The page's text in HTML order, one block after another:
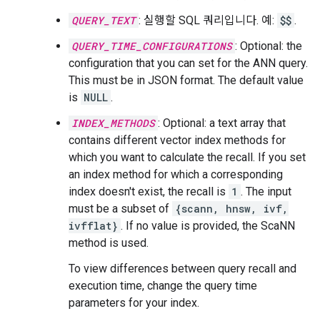
QUERY_TEXT : 실행할 SQL 쿼리입니다. 예: $$ .
QUERY_TIME_CONFIGURATIONS : Optional: the
configuration that you can set for the ANN query.
This must be in JSON format. The default value
is NULL .
INDEX_METHODS : Optional: a text array that
contains different vector index methods for
which you want to calculate the recall. If you set
an index method for which a corresponding
index doesn't exist, the recall is 1 . The input
must be a subset of {scann, hnsw, ivf,
ivfflat} . If no value is provided, the ScaNN
method is used.
To view differences between query recall and
execution time, change the query time
parameters for your index.